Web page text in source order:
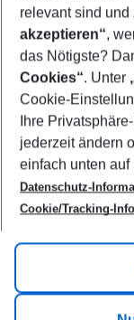
Footer
Footer
Title A
Link A
relevant sind
akzeptieren“,
das Nötigste?
Cookies“. Unter
Cookie-
Ihre
jederzeit ändern
einfach unten auf
Datenschutz-
Cookie/Tracking-